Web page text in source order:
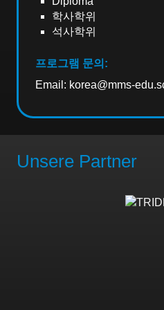
학사학위
석사학위
프로그램 문의:
Email: korea@mms-
Unsere Partner